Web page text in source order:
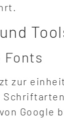
Fonts
zur
Google